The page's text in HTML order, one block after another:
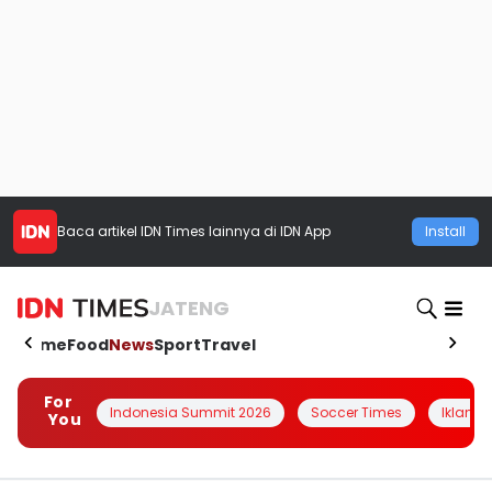
Baca artikel IDN Times lainnya di IDN App Install
JATENG
HomeFoodNewsSportTravel
For
You
Indonesia Summit 2026 Soccer Times Iklanin